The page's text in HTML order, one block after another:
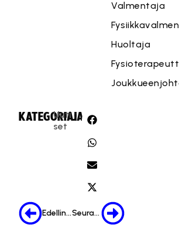
Valmentaja
Huoltaja
KATEGORIA:
Uuti
set
JAA:
Edellinen Seuraava